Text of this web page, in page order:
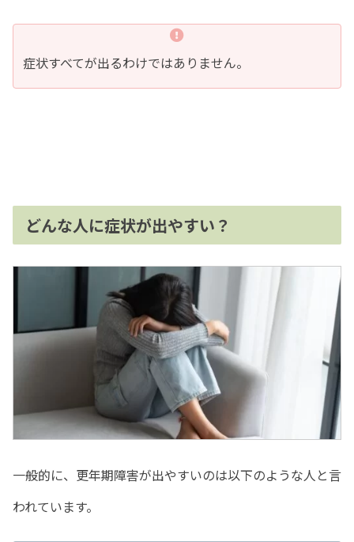
症状すべてが出るわけではありません。
どんな人に症状が出やすい？
一般的に、更年期障害が出やすいのは以下のような人と言
われています。